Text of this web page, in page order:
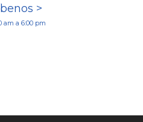
>
am a 6:00 pm